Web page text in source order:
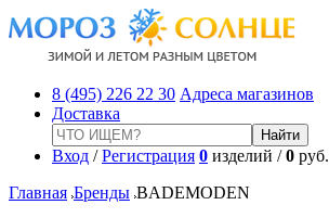
8 (495) 226 22 30 Адреса магазинов
Доставка
Вход /Регистрация 0 изделий /0 руб.
Главная Бренды BADEMODEN